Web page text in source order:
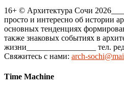
16+ © Архитектура Сочи
просто и интересно об истории
основных тенденциях
также знаковых событиях в
жизни_________________ тел.
Свяжитесь с нами: arch-
Time Machine